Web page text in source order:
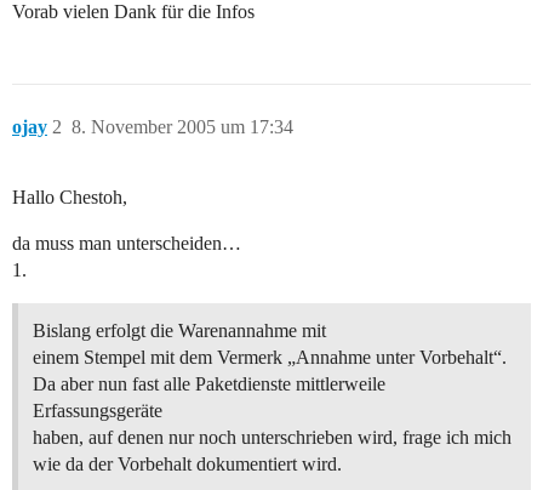
Vorab vielen Dank für die Infos
ojay 8. November 2005 um 17:34
2
Hallo Chestoh,
da muss man unterscheiden…
1.
Bislang erfolgt die Warenannahme mit
einem Stempel mit dem Vermerk „Annahme unter Vorbehalt“.
Da aber nun fast alle Paketdienste mittlerweile
Erfassungsgeräte
haben, auf denen nur noch unterschrieben wird, frage ich mich
wie da der Vorbehalt dokumentiert wird.